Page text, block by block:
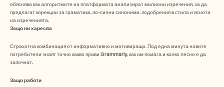
обяснява как алгоритмите на платформата анализират милиони изречения, за да
предлагат корекции за граматика, по-силни синоними, подобрения в стила и яснота
на изреченията.
Защо ни харесва
Страхотна комбинация от информативно и мотивиращо. Под една минута новите
потребители знаят точно какво прави Grammarly, как им помага и колко лесно е да
започнат.
Защо работи